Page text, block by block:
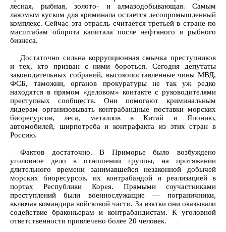
лесная, рыбная, золото- и алмазодобывающая. Самым
лакомым куском для криминала остается лесопромышленный
комплекс. Сейчас эта отрасль считается третьей в стране по
масштабам оборота капитала после нефтяного и рыбного
бизнеса.
Достаточно сильна коррупционная смычка преступников
и тех, кто призван с ними бороться. Сегодня депутаты
законодательных собраний, высокопоставленные чины МВД,
ФСБ, таможни, органов прокуратуры не так уж редко
находятся в прямом «деловом» контакте с руководителями
преступных сообществ. Они помогают криминальным
лидерам организовывать контрабандные поставки морских
биоресурсов, леса, металлов в Китай и Японию,
автомобилей, ширпотреба и контрафакта из этих стран в
Россию.
Фактов достаточно. В Приморье было возбуждено
уголовное дело в отношении группы, на протяжении
длительного времени занимавшейся незаконной добычей
морских биоресурсов, их контрабандой и реализацией в
портах Республики Корея. Прямыми соучастниками
преступлений были военнослужащие — пограничники,
включая командира войсковой части. За взятки они оказывали
содействие браконьерам и контрабандистам. К уголовной
ответственности привлечено более 20 человек.